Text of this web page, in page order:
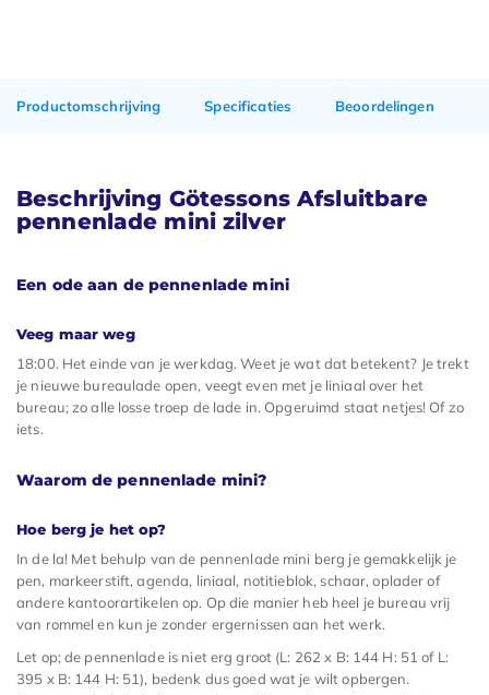
Productomschrijving Specificaties Beoordelingen
Beschrijving Götessons Afsluitbare
pennenlade mini zilver
Een ode aan de pennenlade mini
Veeg maar weg
18:00. Het einde van je werkdag. Weet je wat dat betekent? Je trekt
je nieuwe bureaulade open, veegt even met je liniaal over het
bureau; zo alle losse troep de lade in. Opgeruimd staat netjes! Of zo
iets.
Waarom de pennenlade mini?
Hoe berg je het op?
In de la! Met behulp van de pennenlade mini berg je gemakkelijk je
pen, markeerstift, agenda, liniaal, notitieblok, schaar, oplader of
andere kantoorartikelen op. Op die manier heb heel je bureau vrij
van rommel en kun je zonder ergernissen aan het werk.
Let op; de pennenlade is niet erg groot (L: 262 x B: 144 H: 51 of L:
395 x B: 144 H: 51), bedenk dus goed wat je wilt opbergen.